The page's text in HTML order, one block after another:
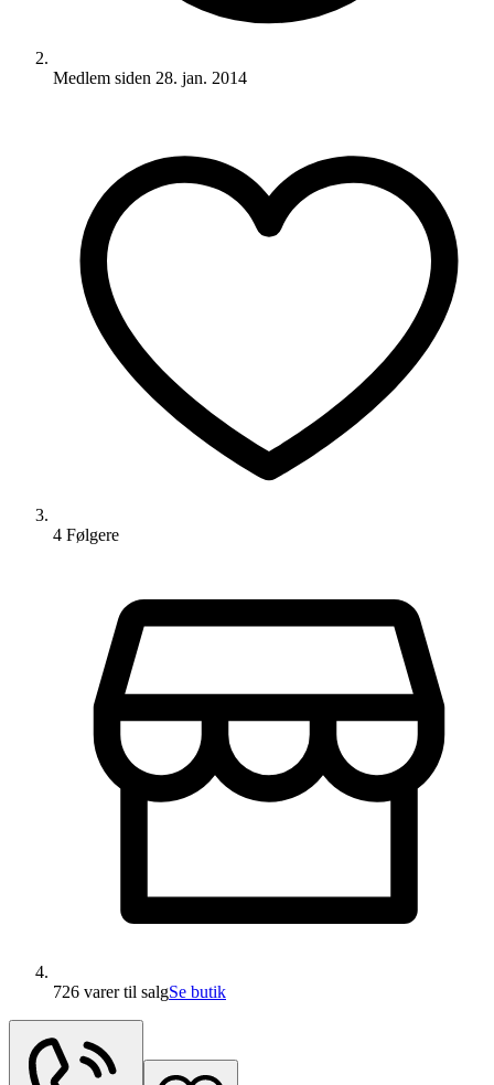
Medlem siden 28. jan. 2014
4 Følgere
726 varertil salgSe butik